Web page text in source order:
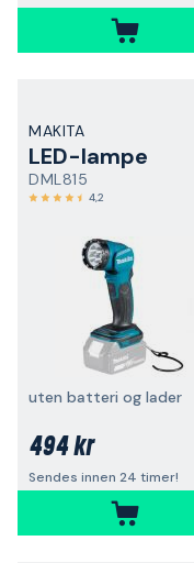
MAKITA
LED-lampe
DML815
4,2
uten batteri og lader
494 kr
Sendes innen 24 timer!